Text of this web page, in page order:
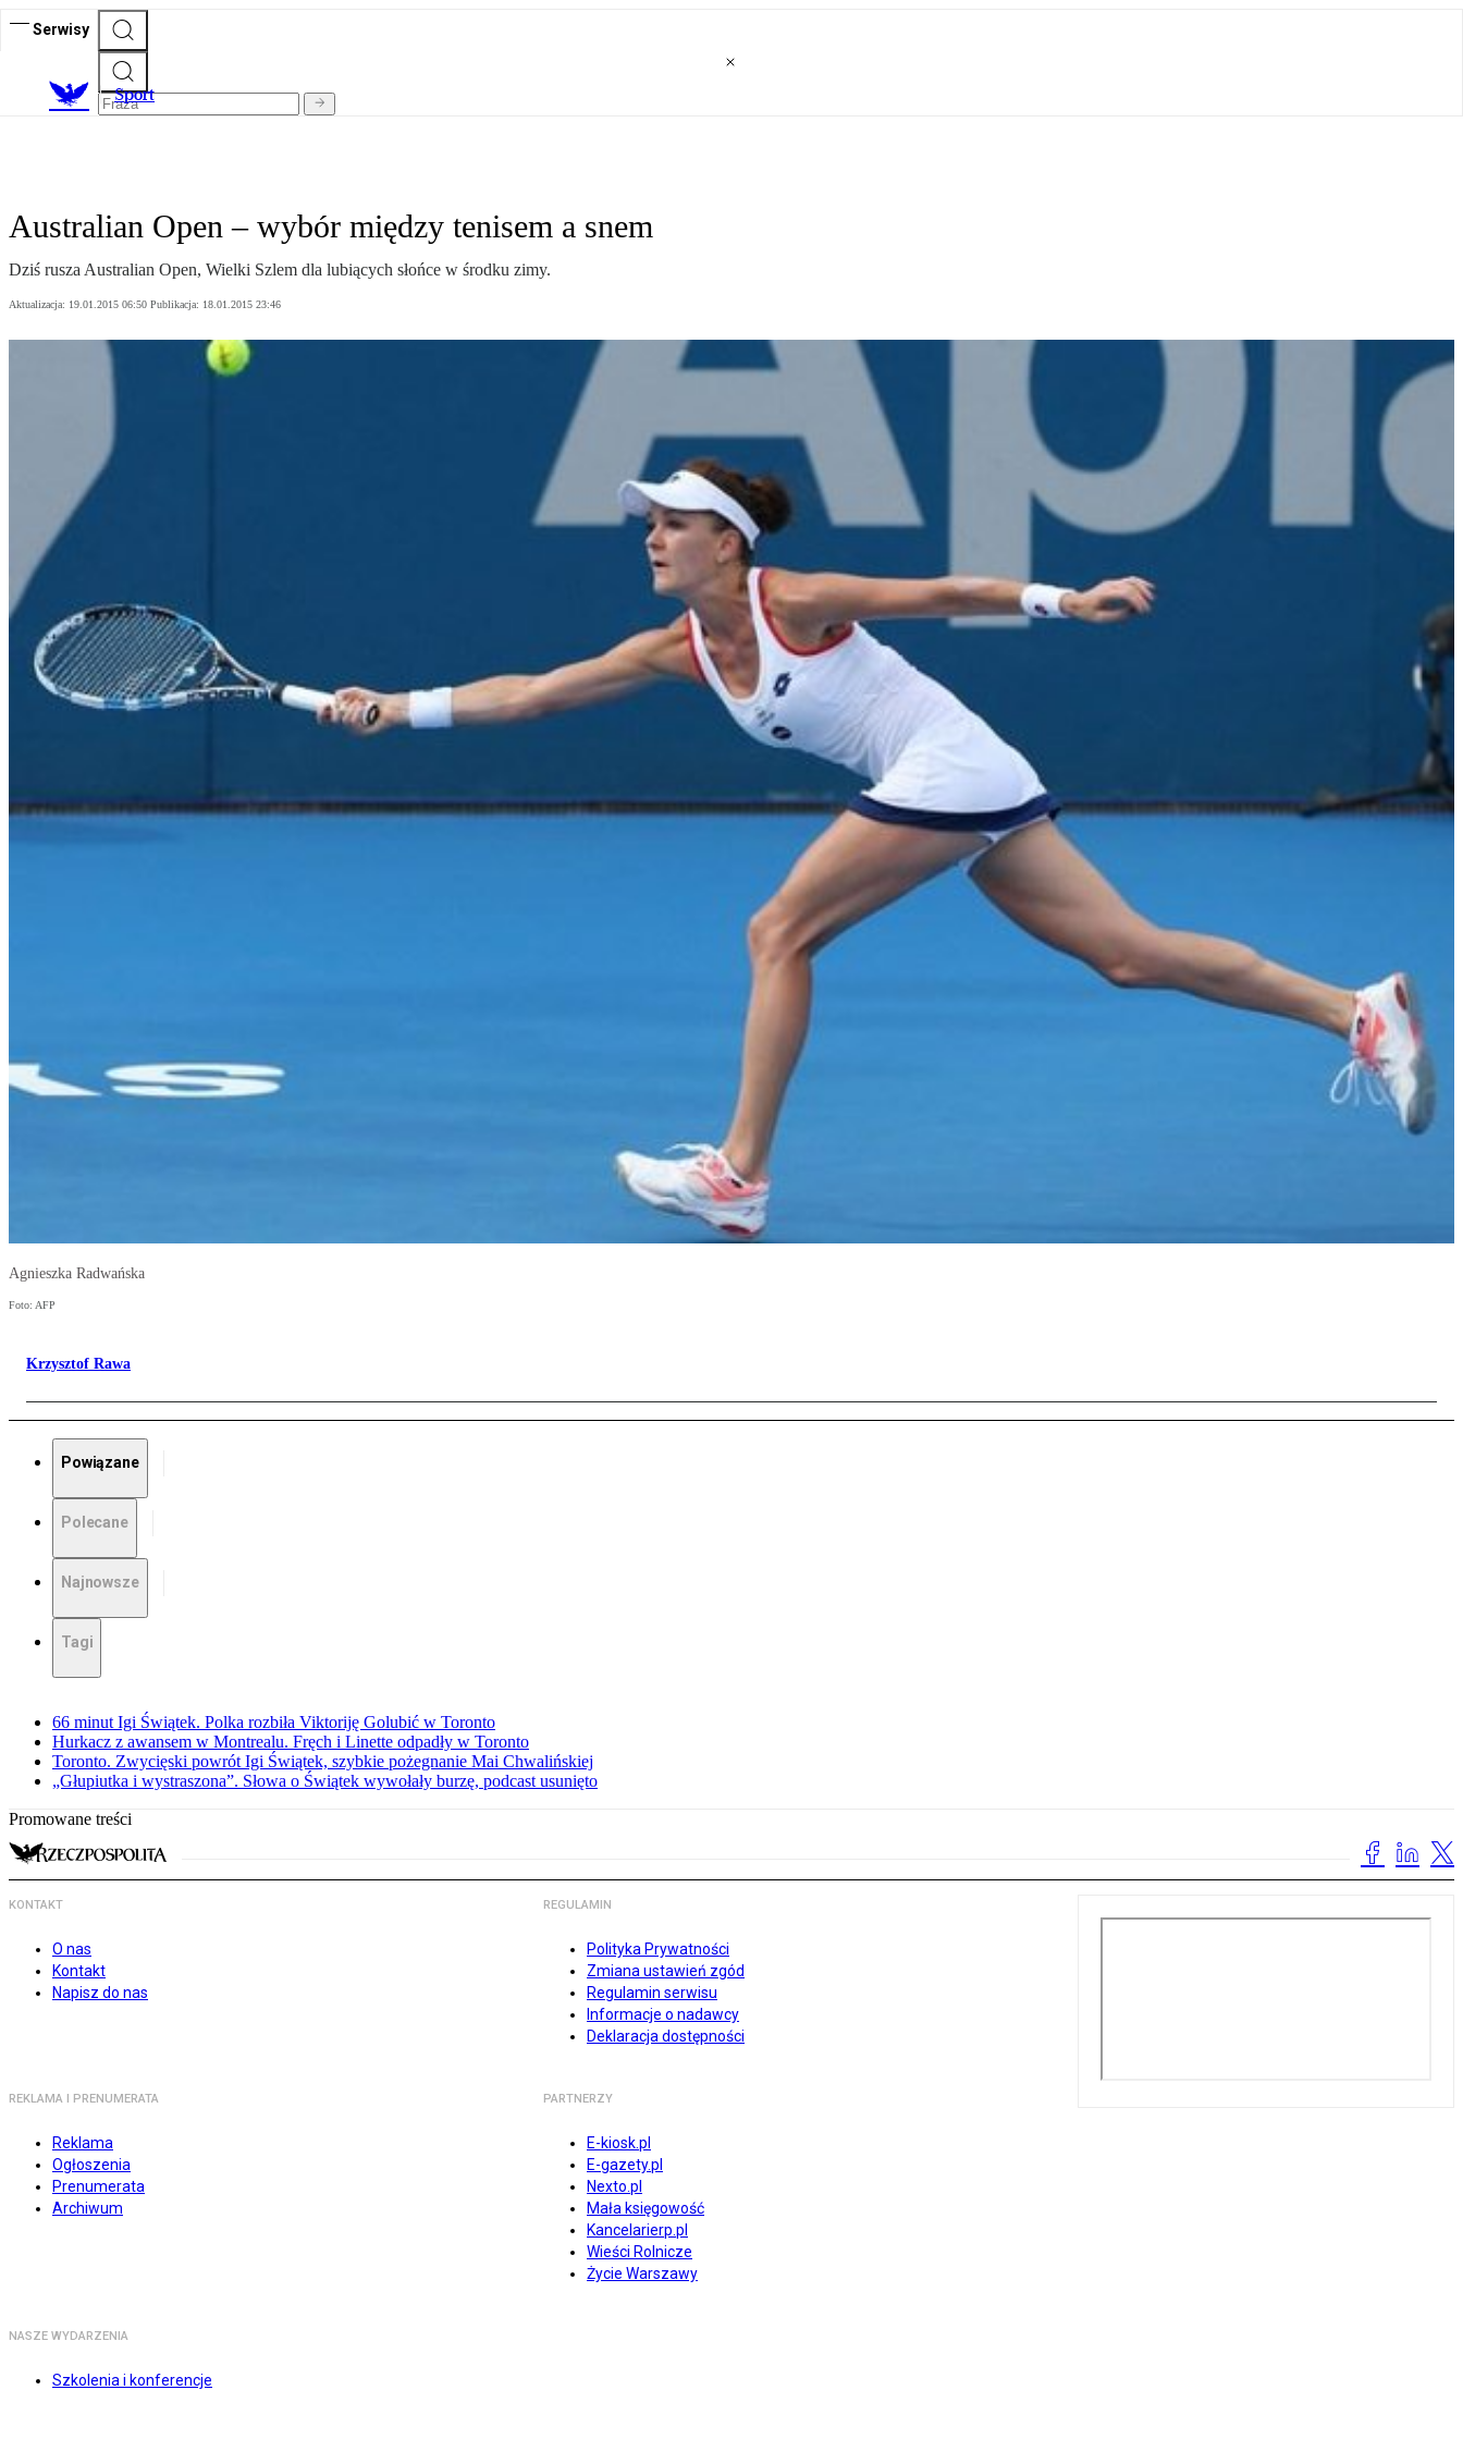
Serwisy
Sport
Australian Open – wybór między tenisem a snem
Dziś rusza Australian Open, Wielki Szlem dla lubiących słońce w środku zimy.
Aktualizacja: 19.01.2015 06:50 Publikacja: 18.01.2015 23:46
Agnieszka Radwańska
Foto: AFP
Krzysztof Rawa
Powiązane
Polecane
Najnowsze
Tagi
66 minut Igi Świątek. Polka rozbiła Viktoriję Golubić w Toronto
Hurkacz z awansem w Montrealu. Fręch i Linette odpadły w Toronto
Toronto. Zwycięski powrót Igi Świątek, szybkie pożegnanie Mai Chwalińskiej
„Głupiutka i wystraszona”. Słowa o Świątek wywołały burzę, podcast usunięto
Promowane treści
KONTAKT
O nas
Kontakt
Napisz do nas
REGULAMIN
Polityka Prywatności
Zmiana ustawień zgód
Regulamin serwisu
Informacje o nadawcy
Deklaracja dostępności
REKLAMA I PRENUMERATA
Reklama
Ogłoszenia
Prenumerata
Archiwum
PARTNERZY
E-kiosk.pl
E-gazety.pl
Nexto.pl
Mała księgowość
Kancelarierp.pl
Wieści Rolnicze
Życie Warszawy
NASZE WYDARZENIA
Szkolenia i konferencje